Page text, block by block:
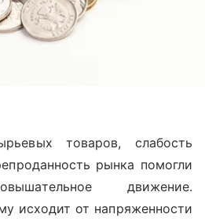
товаров, слабость
рынка помогли
движение.
исходит от напряженности